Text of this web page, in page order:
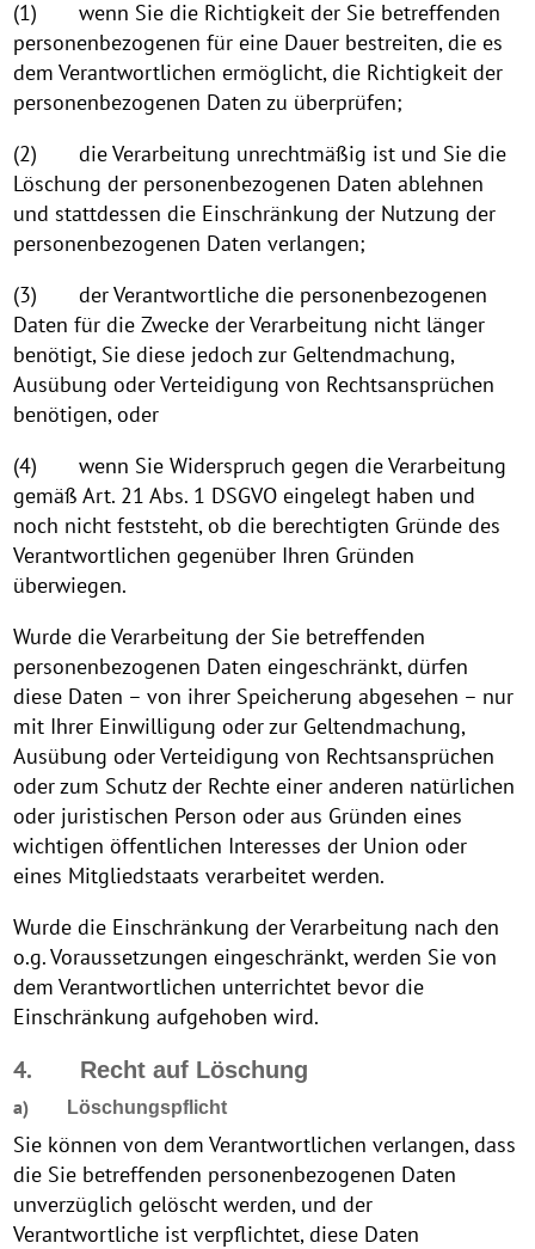
(1) wenn Sie die Richtigkeit der Sie betreffenden
personenbezogenen für eine Dauer bestreiten, die es
dem Verantwortlichen ermöglicht, die Richtigkeit der
personenbezogenen Daten zu überprüfen;
(2) die Verarbeitung unrechtmäßig ist und Sie die
Löschung der personenbezogenen Daten ablehnen
und stattdessen die Einschränkung der Nutzung der
personenbezogenen Daten verlangen;
(3) der Verantwortliche die personenbezogenen
Daten für die Zwecke der Verarbeitung nicht länger
benötigt, Sie diese jedoch zur Geltendmachung,
Ausübung oder Verteidigung von Rechtsansprüchen
benötigen, oder
(4) wenn Sie Widerspruch gegen die Verarbeitung
gemäß Art. 21 Abs. 1 DSGVO eingelegt haben und
noch nicht feststeht, ob die berechtigten Gründe des
Verantwortlichen gegenüber Ihren Gründen
überwiegen.
Wurde die Verarbeitung der Sie betreffenden
personenbezogenen Daten eingeschränkt, dürfen
diese Daten – von ihrer Speicherung abgesehen – nur
mit Ihrer Einwilligung oder zur Geltendmachung,
Ausübung oder Verteidigung von Rechtsansprüchen
oder zum Schutz der Rechte einer anderen natürlichen
oder juristischen Person oder aus Gründen eines
wichtigen öffentlichen Interesses der Union oder
eines Mitgliedstaats verarbeitet werden.
Wurde die Einschränkung der Verarbeitung nach den
o.g. Voraussetzungen eingeschränkt, werden Sie von
dem Verantwortlichen unterrichtet bevor die
Einschränkung aufgehoben wird.
4. Recht auf Löschung
a) Löschungspflicht
Sie können von dem Verantwortlichen verlangen, dass
die Sie betreffenden personenbezogenen Daten
unverzüglich gelöscht werden, und der
Verantwortliche ist verpflichtet, diese Daten